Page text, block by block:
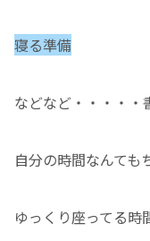
寝る準備
などなど・・・・・
自分の時間なんても
ゆっくり座ってる時